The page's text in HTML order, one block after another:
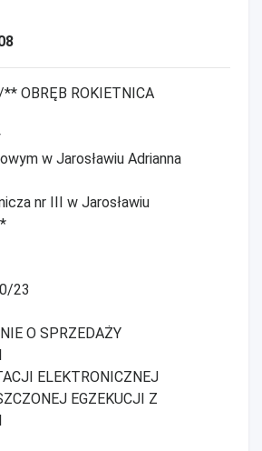
OBRĘB ROKIETNICA
w Jarosławiu Adrianna
nr III w Jarosławiu
23
O SPRZEDAŻY
ELEKTRONICZNEJ
EGZEKUCJI Z